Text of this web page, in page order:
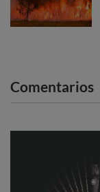
Comentarios